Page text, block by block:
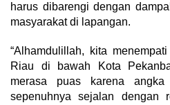
harus dibarengi dengan
masyarakat di lapangan.
“Alhamdulillah, kita
Riau di bawah Kota
merasa puas karena
sepenuhnya sejalan dengan